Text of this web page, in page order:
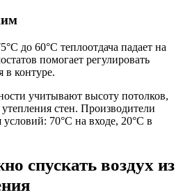
до 60°C теплоотдача падает на
помогает регулировать
в контуре.
учитывают высоту потолков,
стен. Производители
70°C на входе, 20°C в
спускать воздух из